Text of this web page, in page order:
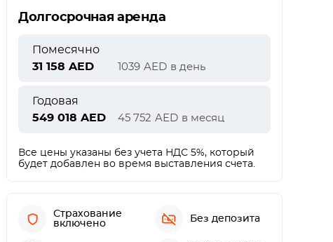
Долгосрочная аренда
Помесячно
31 158 AED 1039 AED в день
Годовая
549 018 AED 45 752 AED в месяц
Все цены указаны без учета НДС 5%, который
будет добавлен во время выставления счета.
Страхование
включено
Без депозита